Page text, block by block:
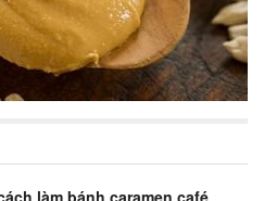
làm bánh caramen café